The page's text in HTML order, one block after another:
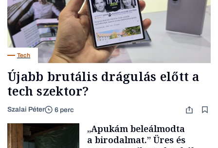
Tech
Újabb brutális drágulás előtt a
tech szektor?
Szalai Péter 6 perc
„Apukám beleálmodta
a birodalmat.” Üres és